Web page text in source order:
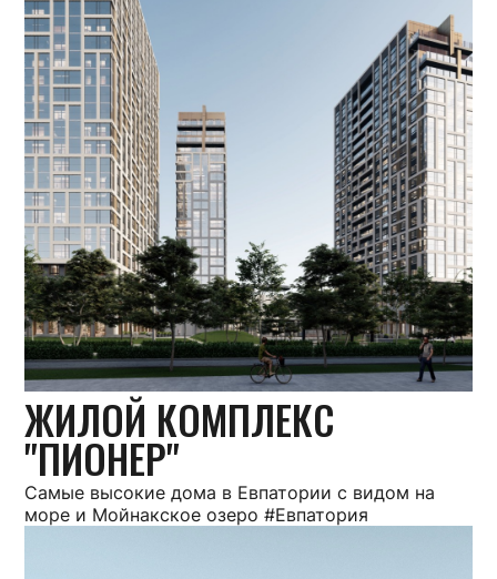
ЖИЛОЙ КОМПЛЕКС
"ПИОНЕР"
Самые высокие дома в Евпатории с видом на
море и Мойнакское озеро #Евпатория